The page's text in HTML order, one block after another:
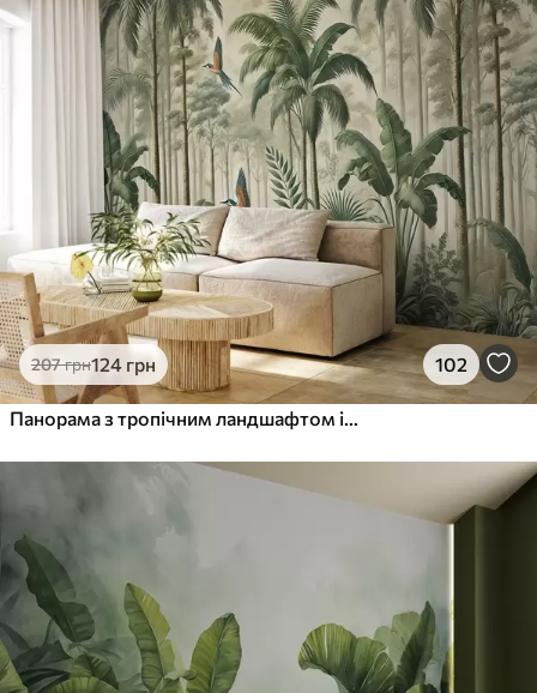
Преміум
640 грн/м²
Преміум Вініл
730грн/м²
Peel and Stick
1458875грн/м²
207грн124 грн 102